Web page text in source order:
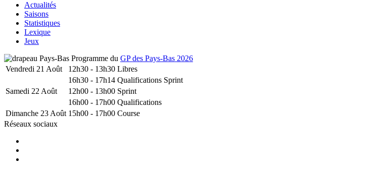
Actualités
Saisons
Statistiques
Lexique
Jeux
Programme du GP des Pays-Bas 2026
Vendredi 21 Août
12h30 - 13h30 Libres
16h30 - 17h14 Qualifications Sprint
Samedi 22 Août
12h00 - 13h00 Sprint
16h00 - 17h00 Qualifications
Dimanche 23 Août 15h00 - 17h00 Course
Réseaux sociaux